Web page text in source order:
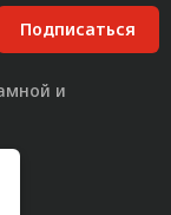
Подписаться
и